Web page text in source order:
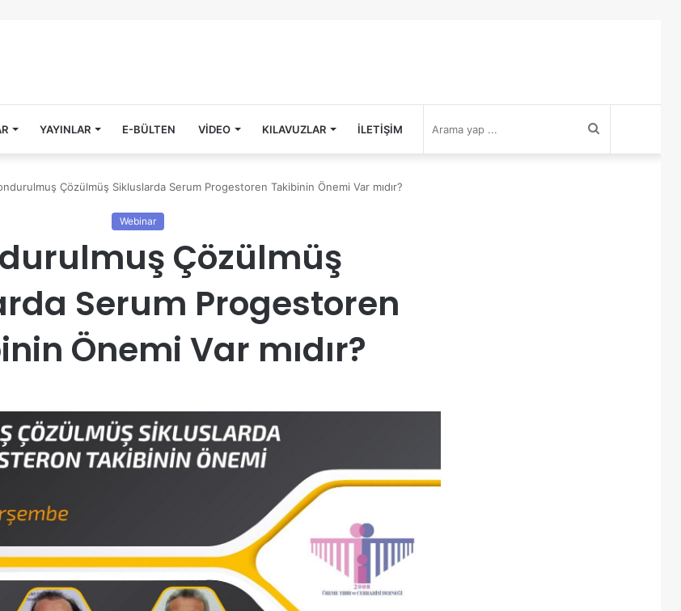
YAYINLAR E-BÜLTEN VİDEO KILAVUZLAR İLETIŞIM
Çözülmüş Sikluslarda Serum Progestoren Takibinin Önemi Var mıdır?
Webinar
Çözülmüş
Serum Progestoren
Önemi Var mıdır?